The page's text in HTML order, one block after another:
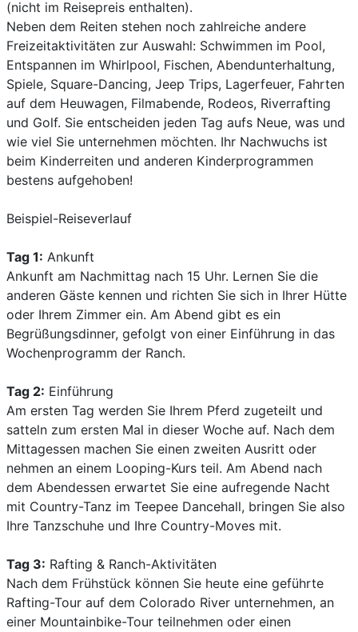
(nicht im Reisepreis enthalten).
Neben dem Reiten stehen noch zahlreiche andere
Freizeitaktivitäten zur Auswahl: Schwimmen im Pool,
Entspannen im Whirlpool, Fischen, Abendunterhaltung,
Spiele, Square-Dancing, Jeep Trips, Lagerfeuer, Fahrten
auf dem Heuwagen, Filmabende, Rodeos, Riverrafting
und Golf. Sie entscheiden jeden Tag aufs Neue, was und
wie viel Sie unternehmen möchten. Ihr Nachwuchs ist
beim Kinderreiten und anderen Kinderprogrammen
bestens aufgehoben!
Beispiel-Reiseverlauf
Tag 1: Ankunft
Ankunft am Nachmittag nach 15 Uhr. Lernen Sie die
anderen Gäste kennen und richten Sie sich in Ihrer Hütte
oder Ihrem Zimmer ein. Am Abend gibt es ein
Begrüßungsdinner, gefolgt von einer Einführung in das
Wochenprogramm der Ranch.
Tag 2: Einführung
Am ersten Tag werden Sie Ihrem Pferd zugeteilt und
satteln zum ersten Mal in dieser Woche auf. Nach dem
Mittagessen machen Sie einen zweiten Ausritt oder
nehmen an einem Looping-Kurs teil. Am Abend nach
dem Abendessen erwartet Sie eine aufregende Nacht
mit Country-Tanz im Teepee Dancehall, bringen Sie also
Ihre Tanzschuhe und Ihre Country-Moves mit.
Tag 3: Rafting & Ranch-Aktivitäten
Nach dem Frühstück können Sie heute eine geführte
Rafting-Tour auf dem Colorado River unternehmen, an
einer Mountainbike-Tour teilnehmen oder einen